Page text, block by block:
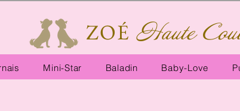
ZOÉ Haute
Mini-Star Baladin Baby-Love